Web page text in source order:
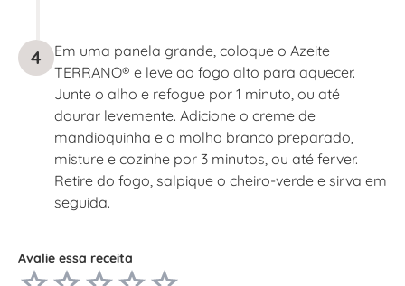
4
Em uma panela grande, coloque o Azeite
TERRANO® e leve ao fogo alto para aquecer.
Junte o alho e refogue por 1 minuto, ou até
dourar levemente. Adicione o creme de
mandioquinha e o molho branco preparado,
misture e cozinhe por 3 minutos, ou até ferver.
Retire do fogo, salpique o cheiro-verde e sirva em
seguida.
Avalie essa receita